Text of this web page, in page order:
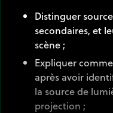
Distinguer
secondaires, et
scène ;
Expliquer
après avoir
la source de
projection ;